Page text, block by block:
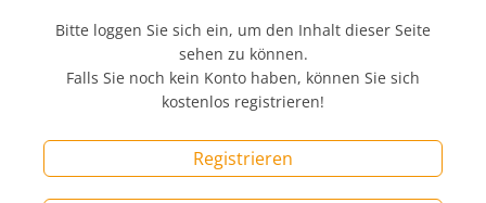
Bitte loggen Sie sich ein, um den Inhalt dieser Seite
sehen zu können.
Falls Sie noch kein Konto haben, können Sie sich
kostenlos registrieren!
Registrieren